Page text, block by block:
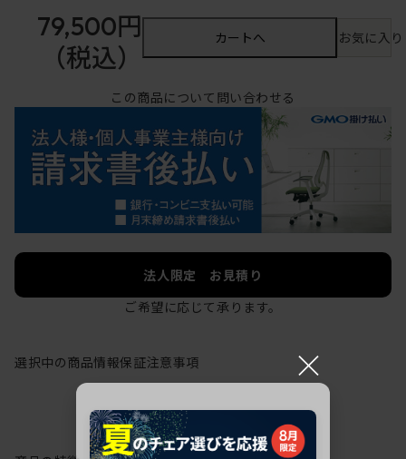
79,500円
（税込）
カートへ お気に入
この商品について問い合わせる
法人限定 お見積り
ご希望に応じて承ります。
選択中の商品情報保証注意事項 ×